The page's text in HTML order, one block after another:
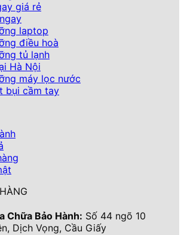
giá rẻ
laptop
điều hoà
tủ lạnh
Hà Nội
máy lọc nước
bụi cầm tay
Chữa Bảo Hành: Số 44 ngõ 10
Dịch Vọng, Cầu Giấy